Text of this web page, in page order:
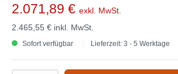
2.071,89 € exkl. MwSt.
2.465,55 € inkl. MwSt.
Sofort verfügbar Lieferzeit: 3 - 5 Werktage